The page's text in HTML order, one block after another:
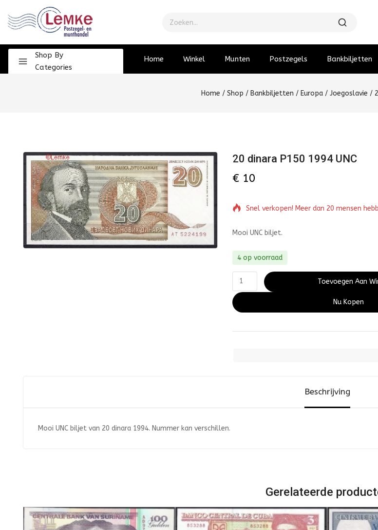
Shop By
Categories
Home Winkel Munten Postzegels Bankbiljetten
Home / Shop / Bankbiljetten / Europa / Joegoslavie /
20 dinara P150 1994 UNC
€ 10
Snel verkopen! Meer dan 20 mensen
Mooi UNC biljet.
4 op voorraad
Toevoegen Aan
Nu Kopen
Beschrijving
Mooi UNC biljet van 20 dinara 1994. Nummer kan verschillen.
Gerelateerde